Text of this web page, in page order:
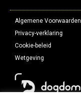
Algemene Voorwaarden
Privacy-verklaring
Cookie-beleid
Wetgeving